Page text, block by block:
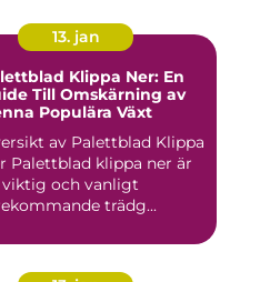
13. jan
Klippa Ner: En
Till Omskärning av
Populära Växt
av Palettblad Klippa
är
viktig och vanligt
trädg...